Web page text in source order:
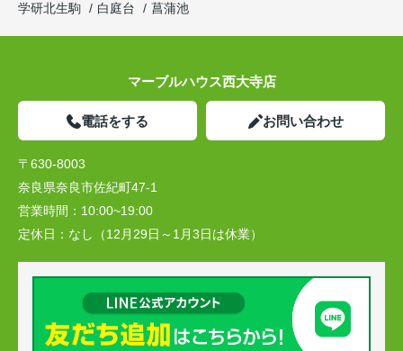
学研北生駒
白庭台 菖蒲池
マーブルハウス西大寺店
電話をする お問い合わせ
〒630-8003
奈良県奈良市佐紀町47-1
営業時間： 10:00~19:00
定休日： なし（12月29日～1月3日は休業）